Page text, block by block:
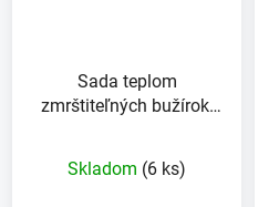
Sada teplom
zmrštiteľných bužírok,
zmrštenia 3:1,
Skladom (6 ks)